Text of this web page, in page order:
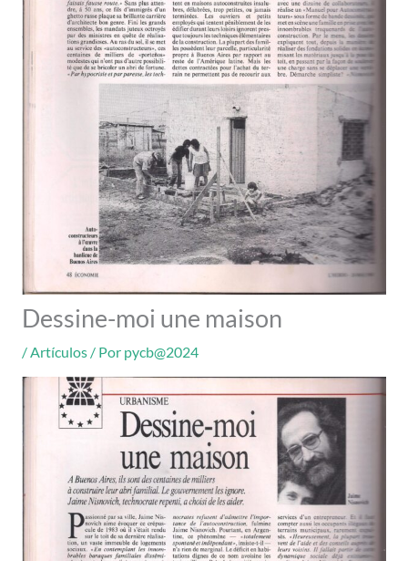
Dessine-moi une maison
/Artículos/ Por pycb@2024